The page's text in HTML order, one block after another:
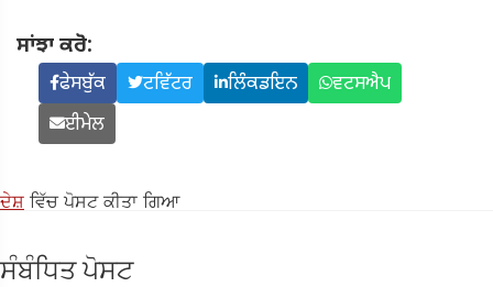
ਸਾਂਝਾ ਕਰੋ:
ਫੇਸਬੁੱਕ ਟਵਿੱਟਰ ਲਿੰਕਡਇਨ
ਵਟਸਐਪ
ਈਮੇਲ
ਦੇਸ਼ ਵਿੱਚ ਪੋਸਟ ਕੀਤਾ ਗਿਆ
ਸੰਬੰਧਿਤ ਪੋਸਟ